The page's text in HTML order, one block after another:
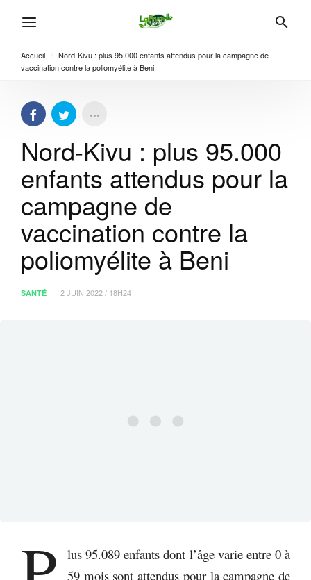
Accueil
Nord-Kivu : plus 95.000 enfants attendus pour la campagne de
vaccination contre la poliomyélite à Beni
Nord-Kivu : plus 95.000
enfants attendus pour la
campagne de
vaccination contre la
poliomyélite à Beni
SANTÉ 2 JUIN 2022 / 18H24
lus 95.089 enfants dont l’âge varie entre 0 à
59 mois sont attendus pour la campagne de